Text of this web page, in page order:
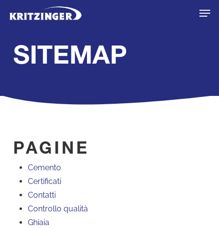
contentSITEMAP
PAGINE
Cemento
Certificati
Contatti
Controllo qualità
Ghiaia